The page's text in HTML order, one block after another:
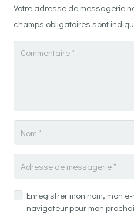
Votre adresse de messagerie
champs obligatoires sont
Enregistrer mon nom, mon
navigateur pour mon